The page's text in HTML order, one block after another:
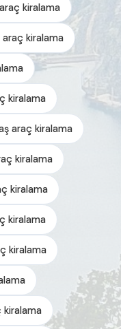
kiralama
araç kiralama
kiralama
araç kiralama
kiralama
kiralama
kiralama
kiralama
kiralama